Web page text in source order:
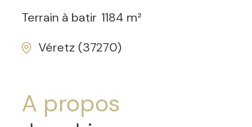
Terrain à batir 1184 m²
Véretz (37270)
A propos